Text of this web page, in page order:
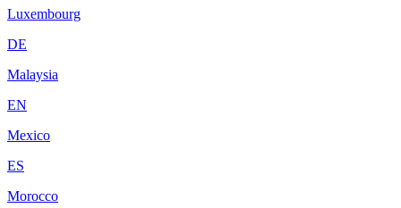
Luxembourg
DE
Malaysia
EN
Mexico
ES
Morocco